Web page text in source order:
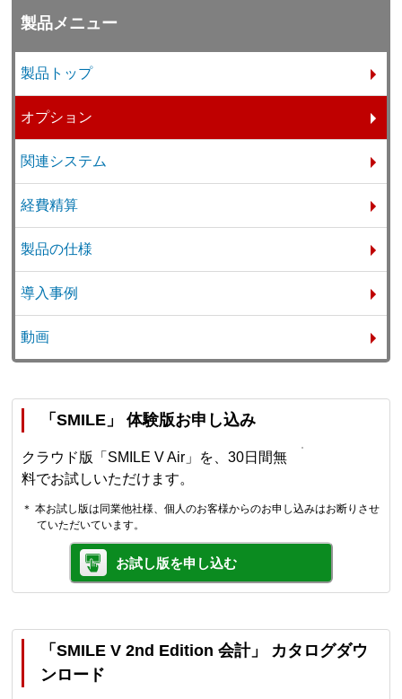
製品メニュー
製品トップ
オプション
関連システム
経費精算
製品の仕様
導入事例
動画
「SMILE」 体験版お申し込み
クラウド版「SMILE V Air」を、30日間無
料でお試しいただけます。
＊ 本お試し版は同業他社様、個人のお客様からのお申し込みはお断りさせ
ていただいています。
お試し版を申し込む
「SMILE V 2nd Edition 会計」 カタログダウ
ンロード